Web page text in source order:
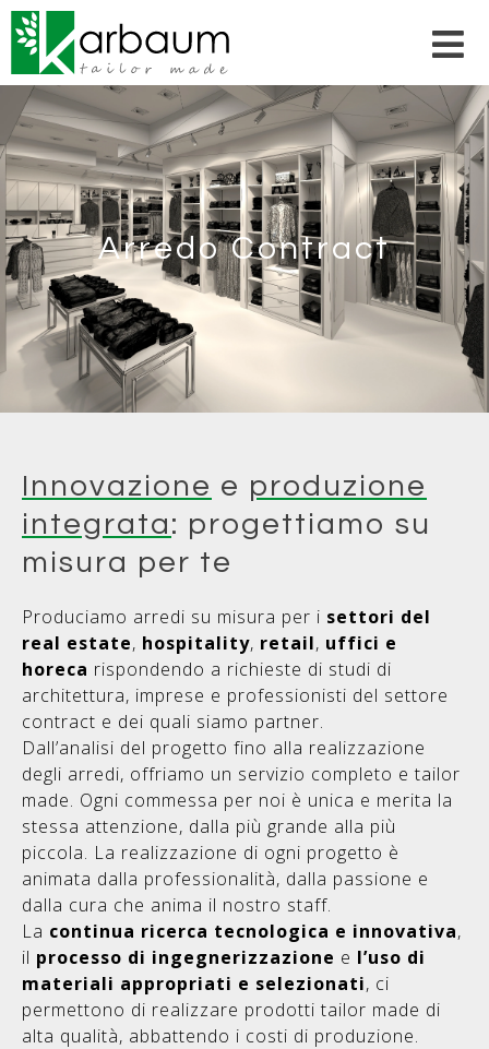
Arredo Contract
Innovazione e produzione
integrata: progettiamo su
misura per te
Produciamo arredi su misura per i settori del
real estate, hospitality, retail, uffici e
horeca rispondendo a richieste di studi di
architettura, imprese e professionisti del settore
contract e dei quali siamo partner.
Dall’analisi del progetto fino alla realizzazione
degli arredi, offriamo un servizio completo e tailor
made. Ogni commessa per noi è unica e merita la
stessa attenzione, dalla più grande alla più
piccola. La realizzazione di ogni progetto è
animata dalla professionalità, dalla passione e
dalla cura che anima il nostro staff.
La continua ricerca tecnologica e innovativa,
il processo di ingegnerizzazione e l’uso di
materiali appropriati e selezionati, ci
permettono di realizzare prodotti tailor made di
alta qualità, abbattendo i costi di produzione.